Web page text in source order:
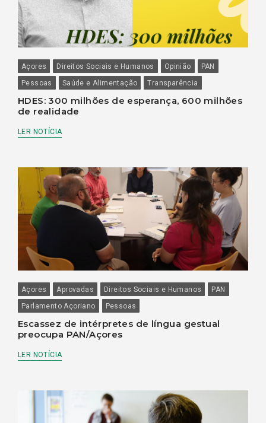
Açores Direitos Sociais e Humanos Opinião
PAN
Pessoas
Saúde e Alimentação Transparência
HDES: 300 milhões de esperança, 600 milhões
de realidade
LER NOTÍCIA
Açores Aprovadas Direitos Sociais e Humanos
PAN
Parlamento Açoriano
Pessoas
Escassez de intérpretes de língua gestual
preocupa PAN/Açores
LER NOTÍCIA